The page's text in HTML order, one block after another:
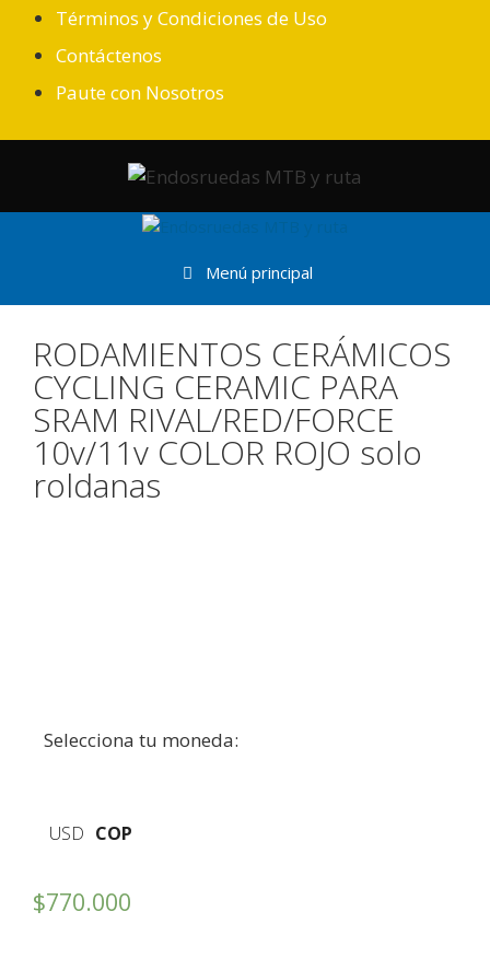
Términos y Condiciones de Uso
Contáctenos
Paute con Nosotros
Menú principal
RODAMIENTOS CERÁMICOS
CYCLING CERAMIC PARA
SRAM RIVAL/RED/FORCE
10v/11v COLOR ROJO solo
roldanas
Selecciona tu moneda:
USD COP
$770.000